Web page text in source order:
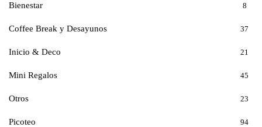
Bienestar 8
Coffee Break y Desayunos 37
Inicio & Deco 21
Mini Regalos 45
Otros 23
Picoteo 94